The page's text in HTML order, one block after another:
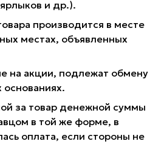
и др.).
производится в месте
местах, объявленных
на акции, подлежат обмену
основаниях.
за товар денежной суммы
в той же форме, в
оплата, если стороны не